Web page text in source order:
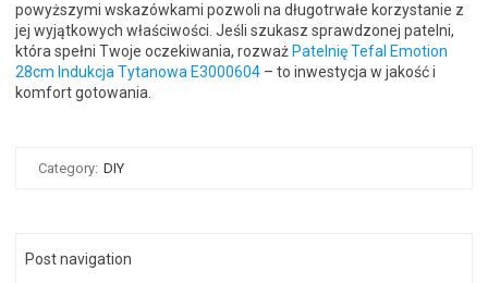
powyższymi wskazówkami pozwoli na długotrwałe korzystanie z
jej wyjątkowych właściwości. Jeśli szukasz sprawdzonej patelni,
która spełni Twoje oczekiwania, rozważ Patelnię Tefal Emotion
28cm Indukcja Tytanowa E3000604 – to inwestycja w jakość i
komfort gotowania.
Category: DIY
Post navigation